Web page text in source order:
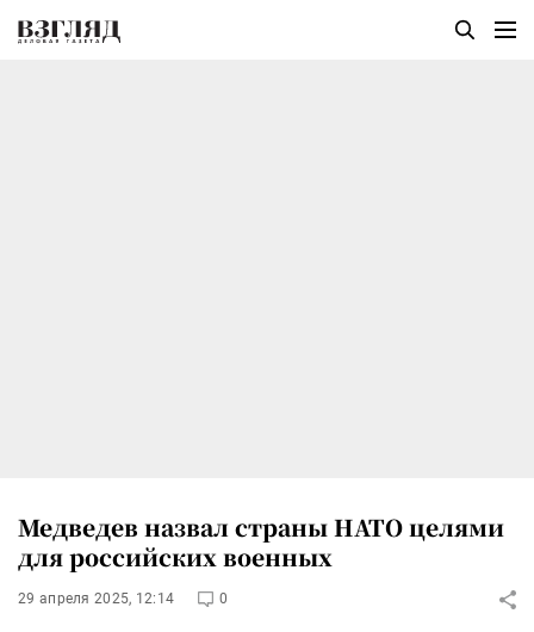
Медведев назвал страны НАТО целями
для российских военных
29 апреля 2025, 12:14 0